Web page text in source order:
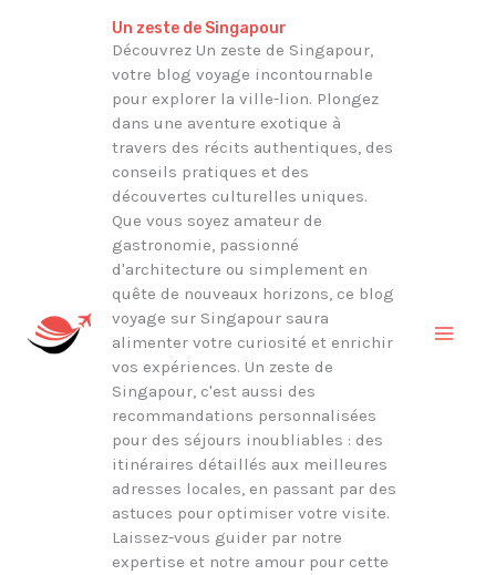
Un zeste de Singapour
Découvrez Un zeste de Singapour,
votre blog voyage incontournable
pour explorer la ville-lion. Plongez
dans une aventure exotique à
travers des récits authentiques, des
conseils pratiques et des
découvertes culturelles uniques.
Que vous soyez amateur de
gastronomie, passionné
d'architecture ou simplement en
quête de nouveaux horizons, ce blog
voyage sur Singapour saura
alimenter votre curiosité et enrichir
vos expériences. Un zeste de
Singapour, c'est aussi des
recommandations personnalisées
pour des séjours inoubliables : des
itinéraires détaillés aux meilleures
adresses locales, en passant par des
astuces pour optimiser votre visite.
Laissez-vous guider par notre
expertise et notre amour pour cette
Rechercher